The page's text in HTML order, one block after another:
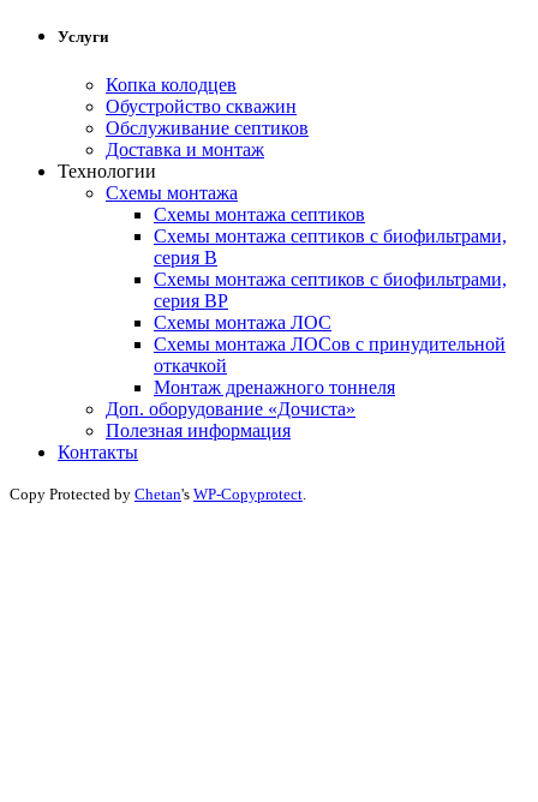
Услуги
Копка колодцев
Обустройство скважин
Обслуживание септиков
Доставка и монтаж
Технологии
Схемы монтажа
Схемы монтажа септиков
Схемы монтажа септиков с биофильтрами,
серия В
Схемы монтажа септиков с биофильтрами,
серия BP
Схемы монтажа ЛОС
Схемы монтажа ЛОСов с принудительной
откачкой
Монтаж дренажного тоннеля
Доп. оборудование «Дочиста»
Полезная информация
Контакты
Copy Protected by Chetan's WP-Copyprotect